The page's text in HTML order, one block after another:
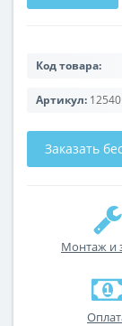
Код товара:
Артикул:
Заказать
Монтаж и